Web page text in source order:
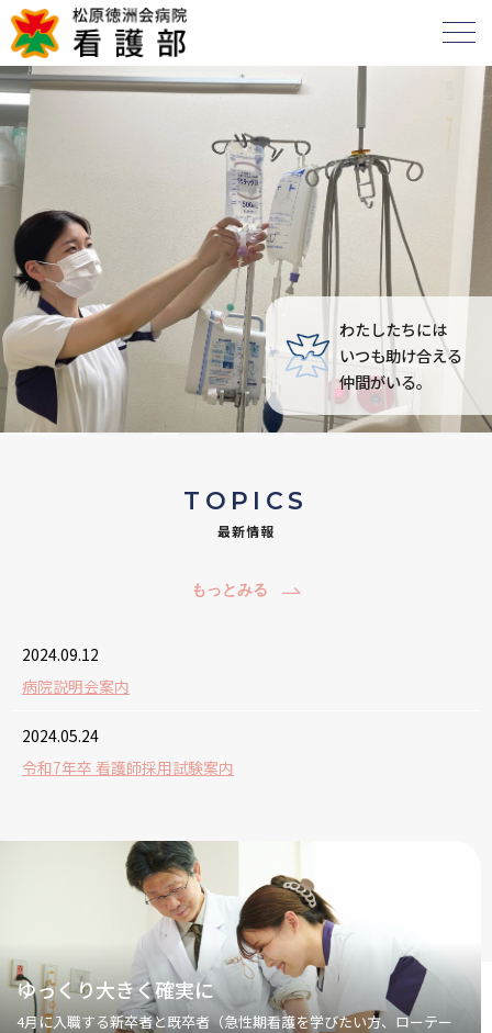
わたしたちには
いつも助け合える
仲間がいる。
TOPICS
最新情報
もっとみる
2024.09.12
病院説明会案内
2024.05.24
令和7年卒 看護師採用試験案内
ゆっくり大きく確実に
4月に入職する新卒者と既卒者（急性期看護を学びたい方、ローテー